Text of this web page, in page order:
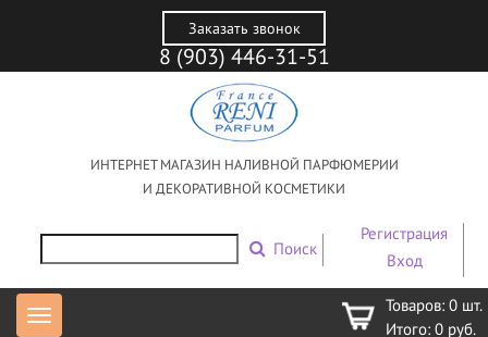
Заказать звонок
8 (903) 446-31-51
ИНТЕРНЕТ МАГАЗИН НАЛИВНОЙ ПАРФЮМЕРИИ
И ДЕКОРАТИВНОЙ КОСМЕТИКИ
Поиск
Регистрация
Вход
Товаров: 0 шт.
Итого: 0 руб.